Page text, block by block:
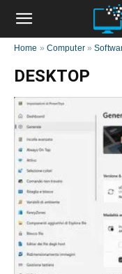
Home » Computer»
DESKTOP